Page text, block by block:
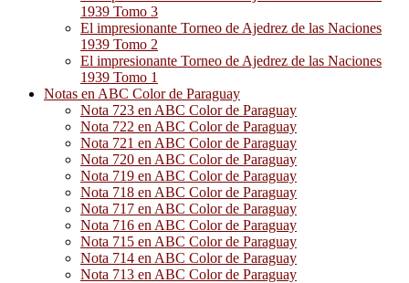
1939 Tomo 3
El impresionante Torneo de Ajedrez de las Naciones
1939 Tomo 2
El impresionante Torneo de Ajedrez de las Naciones
1939 Tomo 1
Notas en ABC Color de Paraguay
Nota 723 en ABC Color de Paraguay
Nota 722 en ABC Color de Paraguay
Nota 721 en ABC Color de Paraguay
Nota 720 en ABC Color de Paraguay
Nota 719 en ABC Color de Paraguay
Nota 718 en ABC Color de Paraguay
Nota 717 en ABC Color de Paraguay
Nota 716 en ABC Color de Paraguay
Nota 715 en ABC Color de Paraguay
Nota 714 en ABC Color de Paraguay
Nota 713 en ABC Color de Paraguay